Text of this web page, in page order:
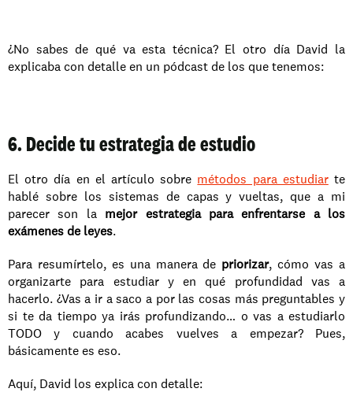
¿No sabes de qué va esta técnica? El otro día David la
explicaba con detalle en un pódcast de los que tenemos:
6. Decide tu estrategia de estudio
El otro día en el artículo sobre métodos para estudiar te
hablé sobre los sistemas de capas y vueltas, que a mi
parecer son la mejor estrategia para enfrentarse a los
exámenes de leyes.
Para resumírtelo, es una manera de priorizar, cómo vas a
organizarte para estudiar y en qué profundidad vas a
hacerlo. ¿Vas a ir a saco a por las cosas más preguntables y
si te da tiempo ya irás profundizando… o vas a estudiarlo
TODO y cuando acabes vuelves a empezar? Pues,
básicamente es eso.
Aquí, David los explica con detalle: